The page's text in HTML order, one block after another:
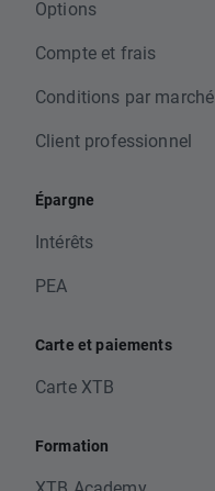
Options
Compte et frais
Conditions par marché
Client professionnel
Épargne
Intérêts
PEA
Carte et paiements
Carte XTB
Formation